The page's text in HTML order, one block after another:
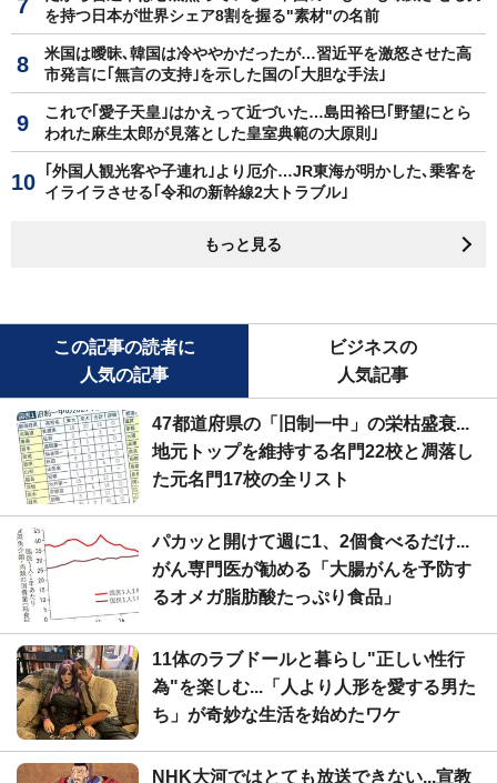
を持つ日本が世界シェア8割を握る"素材"の名前
米国は曖昧､韓国は冷ややかだったが…習近平を激怒させた高
市発言に｢無言の支持｣を示した国の｢大胆な手法｣
これで｢愛子天皇｣はかえって近づいた…島田裕巳｢野望にとら
われた麻生太郎が見落とした皇室典範の大原則｣
｢外国人観光客や子連れ｣より厄介…JR東海が明かした､乗客を
イライラさせる｢令和の新幹線2大トラブル｣
もっと見る
この記事の読者に
人気の記事
ビジネスの
人気記事
47都道府県の「旧制一中」の栄枯盛衰...
地元トップを維持する名門22校と凋落し
た元名門17校の全リスト
パカッと開けて週に1、2個食べるだけ...
がん専門医が勧める「大腸がんを予防す
るオメガ脂肪酸たっぷり食品」
11体のラブドールと暮らし"正しい性行
為"を楽しむ...「人より人形を愛する男た
ち」が奇妙な生活を始めたワケ
NHK大河ではとても放送できない...宣教